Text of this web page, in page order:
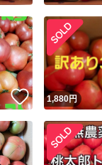
いいね！
1,880円